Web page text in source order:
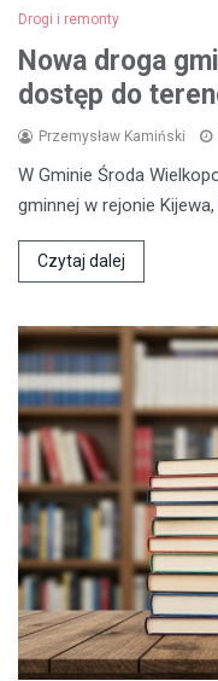
Drogi i remonty
Nowa droga
dostęp do
Przemysław Kamiński
W Gminie Środa
gminnej w rejonie
Czytaj dalej